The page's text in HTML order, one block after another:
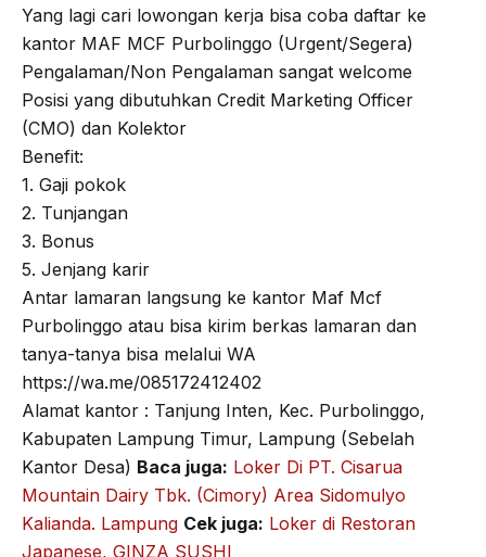
Yang lagi cari lowongan kerja bisa coba daftar ke
kantor MAF MCF Purbolinggo (Urgent/Segera)
Pengalaman/Non Pengalaman sangat welcome
Posisi yang dibutuhkan Credit Marketing Officer
(CMO) dan Kolektor
Benefit:
1. Gaji pokok
2. Tunjangan
3. Bonus
5. Jenjang karir
Antar lamaran langsung ke kantor Maf Mcf
Purbolinggo atau bisa kirim berkas lamaran dan
tanya-tanya bisa melalui WA
https://wa.me/085172412402
Alamat kantor : Tanjung Inten, Kec. Purbolinggo,
Kabupaten Lampung Timur, Lampung (Sebelah
Kantor Desa) Baca juga: Loker Di PT. Cisarua
Mountain Dairy Tbk. (Cimory) Area Sidomulyo
Kalianda. Lampung Cek juga: Loker di Restoran
Japanese, GINZA SUSHI